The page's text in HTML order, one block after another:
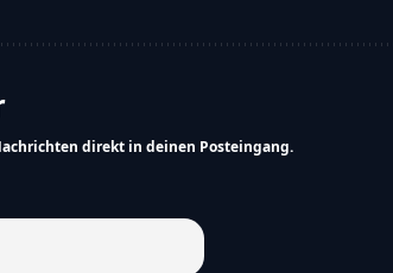
direkt in deinen Posteingang.